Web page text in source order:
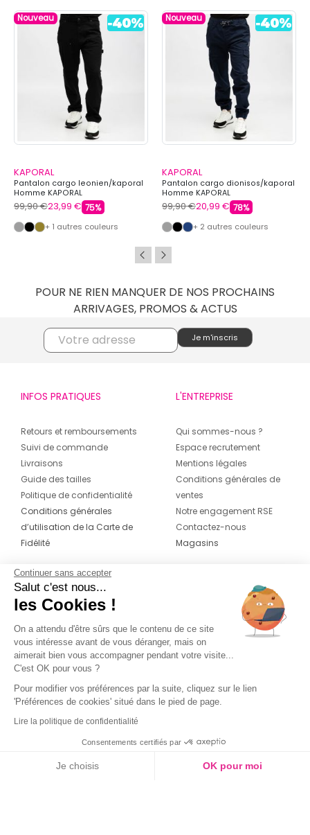
Nouveau
KAPORAL
Pantalon cargo leonien/kaporal
Homme KAPORAL
99,90 €23,99 € 75%
+ 1 autres couleurs
Nouveau
KAPORAL
Pantalon cargo dionisos/kaporal
Homme KAPORAL
99,90 €20,99 € 78%
+ 2 autres couleurs
POUR NE RIEN MANQUER DE NOS PROCHAINS
ARRIVAGES, PROMOS & ACTUS
INFOS PRATIQUES
Retours et remboursements
Suivi de commande
Livraisons
Guide des tailles
Politique de confidentialité
Conditions générales
d’utilisation de la Carte de
Fidélité
L'ENTREPRISE
Qui sommes-nous ?
Espace recrutement
Mentions légales
Conditions générales de
ventes
Notre engagement RSE
Contactez-nous
Magasins
CONTACT
04 42 20 78 42
Du lundi au jeudi de 8h30 à 16h30 & le
vendredi de 8h30 à 15h30
Continuer sans accepter
Salut c'est nous...
les Cookies !
On a attendu d'être sûrs que le contenu de ce site
vous intéresse avant de vous déranger, mais on
aimerait bien vous accompagner pendant votre visite...
C'est OK pour vous ?
Pour modifier vos préférences par la suite, cliquez sur le lien
'Préférences de cookies' situé dans le pied de page.
Lire la politique de confidentialité
Consentements certifiés par
Je choisis OK pour moi